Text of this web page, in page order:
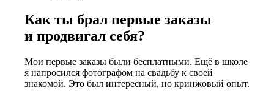
Как ты брал первые заказы
и продвигал себя?
Мои первые заказы были бесплатными. Ещё в школе
я напросился фотографом на свадьбу к своей
знакомой. Это был интересный, но кринжовый опыт.